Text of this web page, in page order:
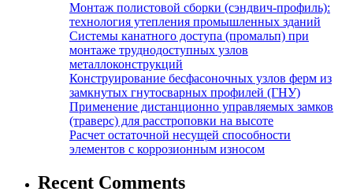
Монтаж полистовой сборки (сэндвич-профиль):
технология утепления промышленных зданий
Системы канатного доступа (промальп) при
монтаже труднодоступных узлов
металлоконструкций
Конструирование бесфасоночных узлов ферм из
замкнутых гнутосварных профилей (ГНУ)
Применение дистанционно управляемых замков
(траверс) для расстроповки на высоте
Расчет остаточной несущей способности
элементов с коррозионным износом
Recent Comments